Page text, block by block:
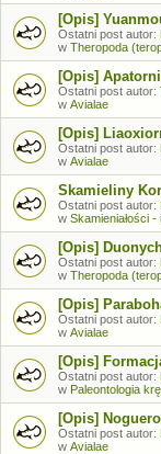
[Opis]
Ostatni post autor:
w Theropoda
[Opis]
Ostatni post autor:
w Avialae
[Opis]
Ostatni post autor:
w Avialae
Skamieliny
Ostatni post autor:
w Skamieniałości
[Opis]
Ostatni post autor:
w Theropoda
[Opis]
Ostatni post autor:
w Avialae
[Opis]
Ostatni post autor:
w Paleontologia
[Opis]
Ostatni post autor:
w Avialae